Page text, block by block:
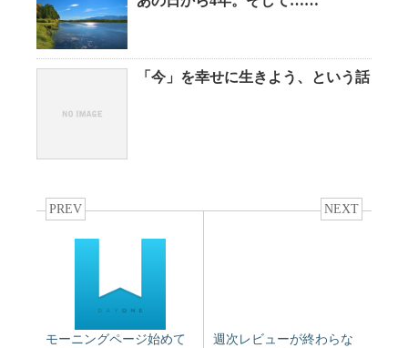
「今」を幸せに生きよう、という話
PREV
モーニングページ始めて
NEXT
週次レビューが終わらな